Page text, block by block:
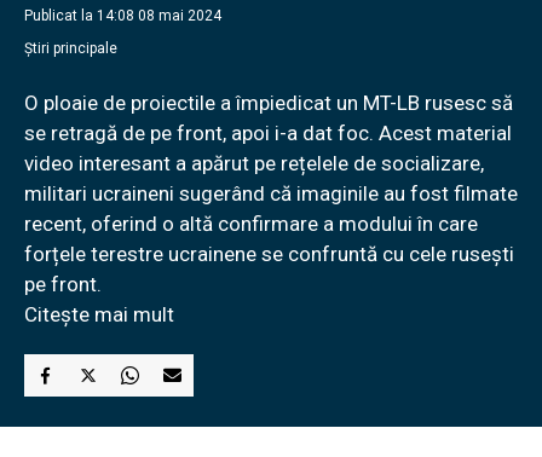
Publicat la 14:08 08 mai 2024
Știri principale
O ploaie de proiectile a împiedicat un MT-LB rusesc să
se retragă de pe front, apoi i-a dat foc. Acest material
video interesant a apărut pe rețelele de socializare,
militari ucraineni sugerând că imaginile au fost filmate
recent, oferind o altă confirmare a modului în care
forțele terestre ucrainene se confruntă cu cele rusești
pe front.
Citește mai mult